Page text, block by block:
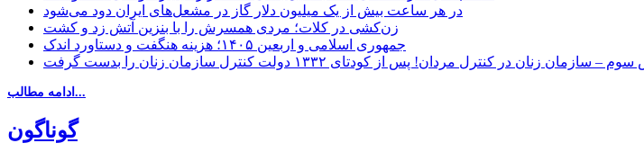
در هر ساعت بیش از یک میلیون دلار گاز در مشعل‌های ایران دود می‌شود
زن‌کشی در کلات؛ مردی همسرش را با بنزین آتش زد و کشت
جمهوری اسلامی و اربعین ۱۴۰۵؛ هزینه هنگفت و دستاورد اندک
ادامه مطالب...
گوناگون